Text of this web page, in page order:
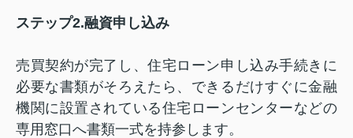
ステップ2.融資申し込み
売買契約が完了し、住宅ローン申し込み手続きに
必要な書類がそろえたら、できるだけすぐに金融
機関に設置されている住宅ローンセンターなどの
専用窓口へ書類一式を持参します。